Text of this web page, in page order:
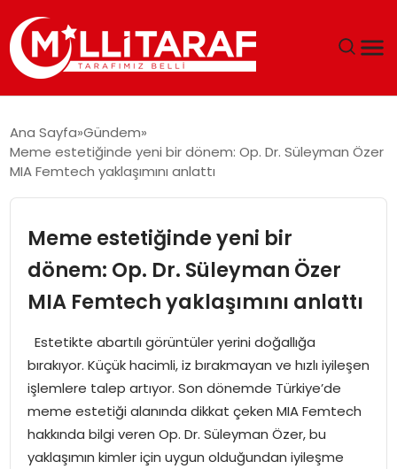
ÖZEL SAYFALAR
SPOR
SIYASET
MAGAZIN
Ana Sayfa Gündem
Meme estetiğinde yeni bir dönem: Op. Dr. Süleyman Özer
MIA Femtech yaklaşımını anlattı
Meme estetiğinde yeni bir
dönem: Op. Dr. Süleyman Özer
MIA Femtech yaklaşımını anlattı
Estetikte abartılı görüntüler yerini doğallığa
bırakıyor. Küçük hacimli, iz bırakmayan ve hızlı iyileşen
işlemlere talep artıyor. Son dönemde Türkiye’de
meme estetiği alanında dikkat çeken MIA Femtech
hakkında bilgi veren Op. Dr. Süleyman Özer, bu
yaklaşımın kimler için uygun olduğundan iyileşme